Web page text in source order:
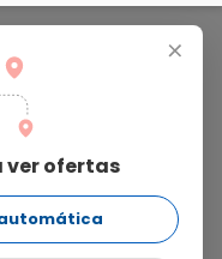
+
ver ofertas